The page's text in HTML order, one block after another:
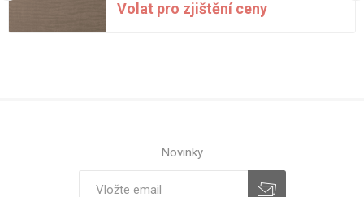
Volat pro zjištění ceny
Novinky